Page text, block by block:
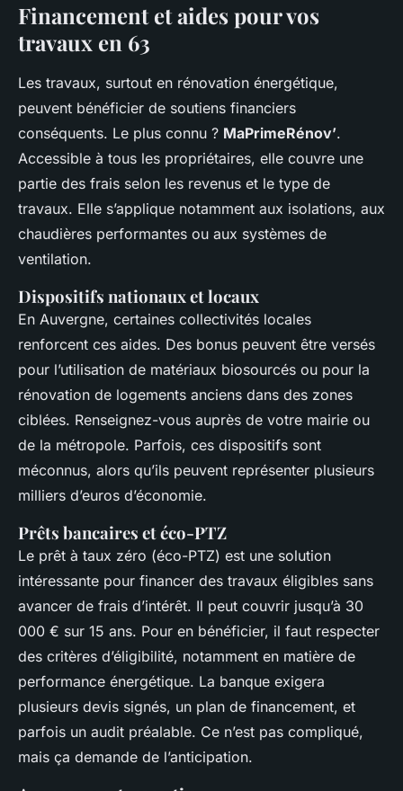
Financement et aides pour vos
travaux en 63
Les travaux, surtout en rénovation énergétique,
peuvent bénéficier de soutiens financiers
conséquents. Le plus connu ? MaPrimeRénov’.
Accessible à tous les propriétaires, elle couvre une
partie des frais selon les revenus et le type de
travaux. Elle s’applique notamment aux isolations, aux
chaudières performantes ou aux systèmes de
ventilation.
Dispositifs nationaux et locaux
En Auvergne, certaines collectivités locales
renforcent ces aides. Des bonus peuvent être versés
pour l’utilisation de matériaux biosourcés ou pour la
rénovation de logements anciens dans des zones
ciblées. Renseignez-vous auprès de votre mairie ou
de la métropole. Parfois, ces dispositifs sont
méconnus, alors qu’ils peuvent représenter plusieurs
milliers d’euros d’économie.
Prêts bancaires et éco-PTZ
Le prêt à taux zéro (éco-PTZ) est une solution
intéressante pour financer des travaux éligibles sans
avancer de frais d’intérêt. Il peut couvrir jusqu’à 30
000 € sur 15 ans. Pour en bénéficier, il faut respecter
des critères d’éligibilité, notamment en matière de
performance énergétique. La banque exigera
plusieurs devis signés, un plan de financement, et
parfois un audit préalable. Ce n’est pas compliqué,
mais ça demande de l’anticipation.